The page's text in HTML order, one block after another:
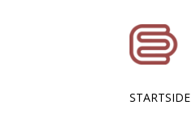
STARTSIDE